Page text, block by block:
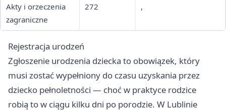
Akty i orzeczenia
zagraniczne
272 ,
Rejestracja urodzeń
Zgłoszenie urodzenia dziecka to obowiązek, który
musi zostać wypełniony do czasu uzyskania przez
dziecko pełnoletności — choć w praktyce rodzice
robią to w ciągu kilku dni po porodzie. W Lublinie